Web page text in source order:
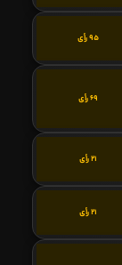
95 رأی
69 رأی
21 رأی
21 رأی